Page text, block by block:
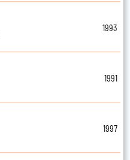
1993
1991
1997